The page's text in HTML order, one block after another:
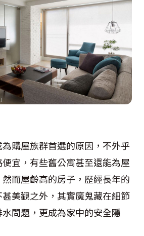
購屋族群首選的原因，不外乎
宜，有些舊公寓甚至還能為屋
而屋齡高的房子，歷經長年的
美觀之外，其實魔鬼藏在細節
問題，更成為家中的安全隱